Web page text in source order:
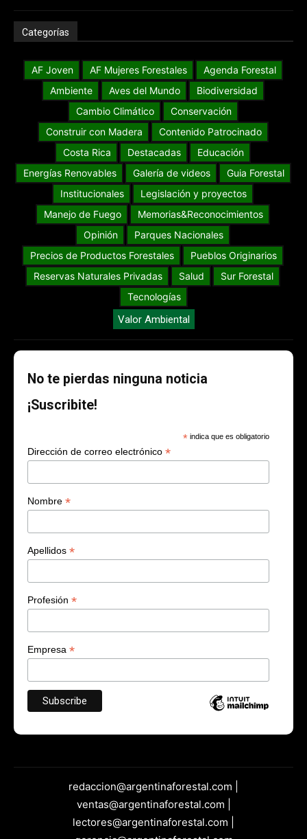
Categorías
AF Joven AF Mujeres Forestales
Agenda Forestal
Ambiente
Aves del Mundo
Biodiversidad
Cambio Climático
Conservación
Construir con Madera
Contenido Patrocinado
Costa Rica
Destacadas
Educación
Energías Renovables
Galería de videos
Guia Forestal
Institucionales
Legislación y proyectos
Manejo de Fuego
Memorias&Reconocimientos
Opinión
Parques Nacionales
Precios de Productos Forestales
Pueblos Originarios
Reservas Naturales Privadas
Salud
Sur Forestal
Tecnologías
Valor Ambiental
No te pierdas ninguna noticia
¡Suscribite!
* indica que es obligatorio
Dirección de correo electrónico *
Nombre *
Apellidos *
Profesión *
Empresa *
redaccion@argentinaforestal.com |
ventas@argentinaforestal.com |
lectores@argentinaforestal.com |